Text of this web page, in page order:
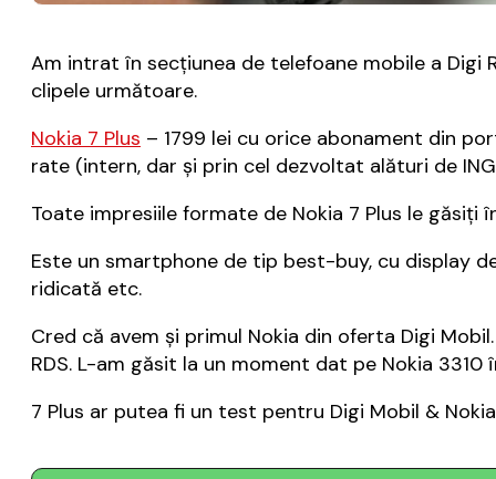
Am intrat în secțiunea de telefoane mobile a Digi
clipele următoare.
Nokia 7 Plus – 1799 lei cu orice abonament din
rate (intern, dar și prin cel dezvoltat alături de
Toate impresiile formate de Nokia 7 Plus le găsiți
Este un smartphone de tip best-buy, cu display
ridicată etc.
Cred că avem și primul Nokia din oferta Digi
RDS. L-am găsit la un moment dat pe Nokia
7 Plus ar putea fi un test pentru Digi Mobil &